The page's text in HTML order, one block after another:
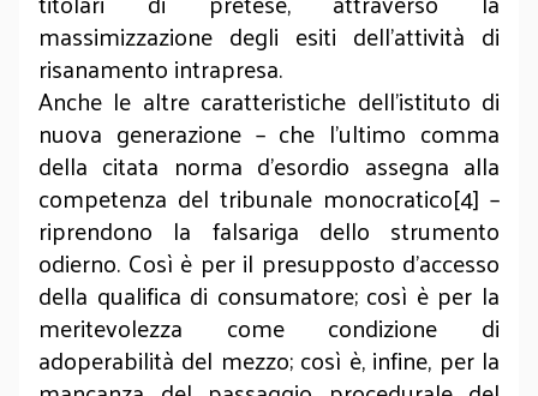
massimizzazione degli esiti dell’attività di
risanamento intrapresa.
Anche le altre caratteristiche dell’istituto di
nuova generazione – che l’ultimo comma
della citata norma d’esordio assegna alla
competenza del tribunale monocratico[4] –
riprendono la falsariga dello strumento
odierno. Così è per il presupposto d’accesso
della qualifica di consumatore; così è per la
meritevolezza come condizione di
adoperabilità del mezzo; così è, infine, per la